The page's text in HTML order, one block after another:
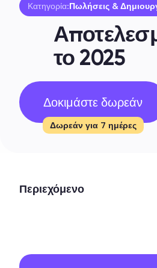
Κατηγορία:Πωλήσεις &
το 2025
Δοκιμάστε δωρεάν
Δωρεάν για 7 ημέρες
Περιεχόμενο